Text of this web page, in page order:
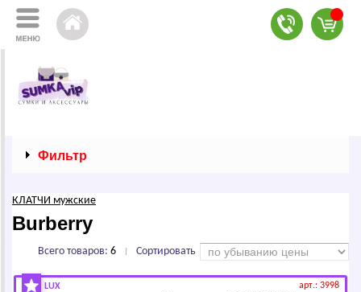
Фильтр
КЛАТЧИ мужские
Вurbеrrу
Всего товаров: 6 Сортировать
LUX арт.: 3998